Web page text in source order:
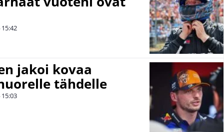
15:42
jakoi kovaa
tähdelle
15:03